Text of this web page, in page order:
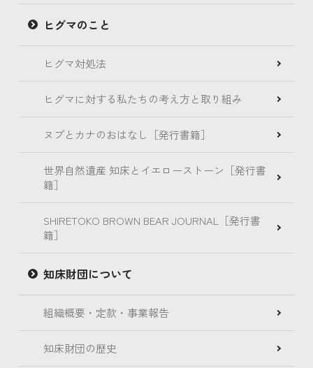
ヒグマのこと
ヒグマ対処法
ヒグマに対する私たちの考え方と取り組み
ヌプとカナのおはなし［発行書籍］
世界自然遺産 知床とイエローストーン［発行書
籍］
SHIRETOKO BROWN BEAR JOURNAL［発行書
籍］
知床財団について
組織概要・定款・事業報告
知床財団の歴史